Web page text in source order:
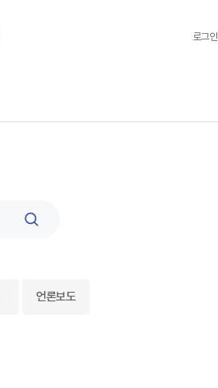
로그인
검
언론보도